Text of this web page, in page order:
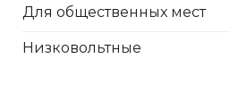
Для общественных мест
Низковольтные